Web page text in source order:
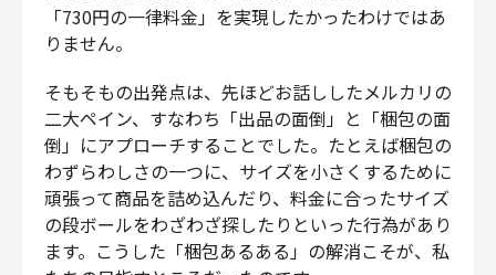
「730円の一律料金」を実現したかったわけではあ
りません。
そもそもの出発点は、先ほどお話ししたメルカリの
二大ペイン、すなわち「出品の面倒」と「梱包の面
倒」にアプローチすることでした。たとえば梱包の
わずらわしさの一つに、サイズを小さくするために
頑張って商品を詰め込んだり、料金に合ったサイズ
の段ボールをわざわざ探したりといった行為があり
ます。こうした「梱包あるある」の解消こそが、私